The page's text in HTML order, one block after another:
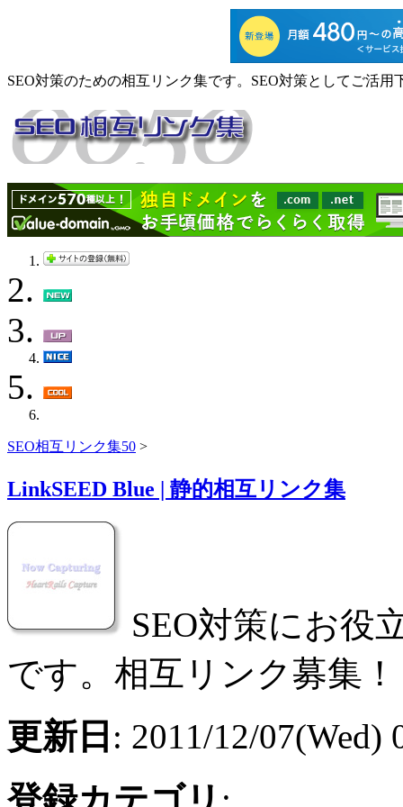
SEO対策のための相互リンク集です。SEO対策としてご活用
SEO相互リンク集50 >
LinkSEED Blue | 静的相互リンク集
SEO対策にお役
です。相互リンク募集
更新日 : 2011/12/07(Wed)